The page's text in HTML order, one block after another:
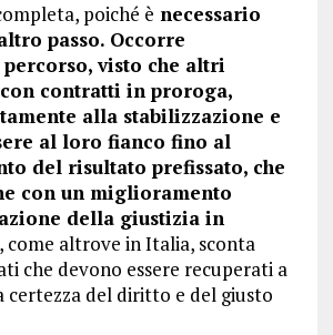
poiché è necessario
passo. Occorre
visto che altri
contratti in proroga,
alla stabilizzazione e
al loro fianco fino al
del risultato prefissato, che
con un miglioramento
della giustizia in
come altrove in Italia, sconta
che devono essere recuperati a
certezza del diritto e del giusto